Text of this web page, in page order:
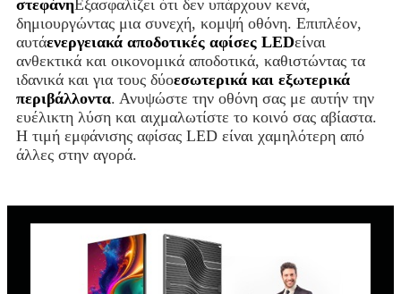
στεφάνηΕξασφαλίζει ότι δεν υπάρχουν κενά,
δημιουργώντας μια συνεχή, κομψή οθόνη. Επιπλέον,
αυτάενεργειακά αποδοτικές αφίσες LEDείναι
ανθεκτικά και οικονομικά αποδοτικά, καθιστώντας τα
ιδανικά και για τους δύοεσωτερικά και εξωτερικά
περιβάλλοντα. Ανυψώστε την οθόνη σας με αυτήν την
ευέλικτη λύση και αιχμαλωτίστε το κοινό σας αβίαστα.
Η τιμή εμφάνισης αφίσας LED είναι χαμηλότερη από
άλλες στην αγορά.